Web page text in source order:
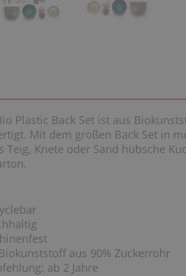
Plastic Back Set ist aus
Mit dem großen Back Set in
Teig, Knete oder Sand hübsche
aus 90% Zuckerrohr
ab 2 Jahre